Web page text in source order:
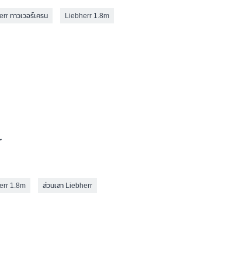
ทาวเวอร์เครน Liebherr 1.8m
1.8m ส่วนเสา Liebherr